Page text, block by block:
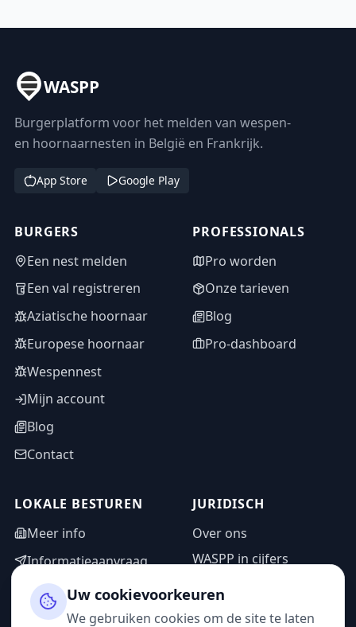
WASPP
Burgerplatform voor het melden van wespen-
en hoornaarnesten in België en Frankrijk.
App Store Google Play
BURGERS
Een nest melden
Een val registreren
Aziatische hoornaar
Europese hoornaar
Wespennest
Mijn account
Blog
Contact
PROFESSIONALS
Pro worden
Onze tarieven
Blog
Pro-dashboard
LOKALE BESTUREN
Meer info
Informatieaanvraag
Adminzone
JURIDISCH
Over ons
WASPP in cijfers
Privacybeleid
Uw cookievoorkeuren
We gebruiken cookies om de site te laten